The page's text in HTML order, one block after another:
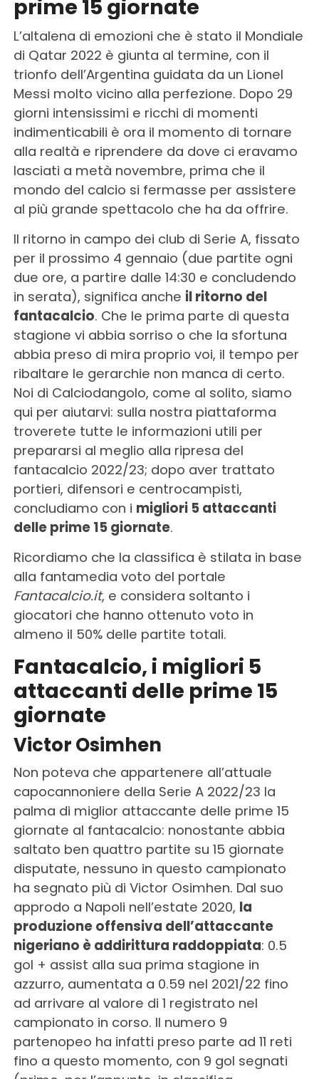
prime 15 giornate
L’altalena di emozioni che è stato il Mondiale
di Qatar 2022 è giunta al termine, con il
trionfo dell’Argentina guidata da un Lionel
Messi molto vicino alla perfezione. Dopo 29
giorni intensissimi e ricchi di momenti
indimenticabili è ora il momento di tornare
alla realtà e riprendere da dove ci eravamo
lasciati a metà novembre, prima che il
mondo del calcio si fermasse per assistere
al più grande spettacolo che ha da offrire.
Il ritorno in campo dei club di Serie A, fissato
per il prossimo 4 gennaio (due partite ogni
due ore, a partire dalle 14:30 e concludendo
in serata), significa anche il ritorno del
fantacalcio. Che le prima parte di questa
stagione vi abbia sorriso o che la sfortuna
abbia preso di mira proprio voi, il tempo per
ribaltare le gerarchie non manca di certo.
Noi di Calciodangolo, come al solito, siamo
qui per aiutarvi: sulla nostra piattaforma
troverete tutte le informazioni utili per
prepararsi al meglio alla ripresa del
fantacalcio 2022/23; dopo aver trattato
portieri, difensori e centrocampisti,
concludiamo con i migliori 5 attaccanti
delle prime 15 giornate.
Ricordiamo che la classifica è stilata in base
alla fantamedia voto del portale
Fantacalcio.it, e considera soltanto i
giocatori che hanno ottenuto voto in
almeno il 50% delle partite totali.
Fantacalcio, i migliori 5
attaccanti delle prime 15
giornate
Victor Osimhen
Non poteva che appartenere all’attuale
capocannoniere della Serie A 2022/23 la
palma di miglior attaccante delle prime 15
giornate al fantacalcio: nonostante abbia
saltato ben quattro partite su 15 giornate
disputate, nessuno in questo campionato
ha segnato più di Victor Osimhen. Dal suo
approdo a Napoli nell’estate 2020, la
produzione offensiva dell’attaccante
nigeriano è addirittura raddoppiata: 0.5
gol + assist alla sua prima stagione in
azzurro, aumentata a 0.59 nel 2021/22 fino
ad arrivare al valore di 1 registrato nel
campionato in corso. Il numero 9
partenopeo ha infatti preso parte ad 11 reti
fino a questo momento, con 9 gol segnati